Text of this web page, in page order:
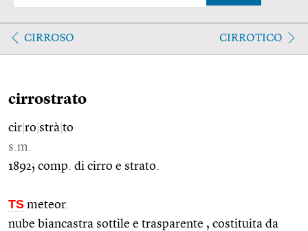
CIRROSO CIRROTICO
cirrostrato
cir ro strà to
s.m.
1892; comp. di cirro e strato.
TS meteor.
nube biancastra sottile e trasparente , costituita da